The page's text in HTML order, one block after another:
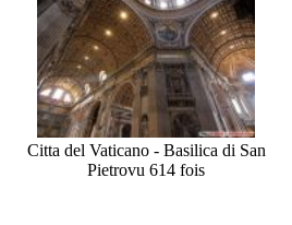
Citta del Vaticano - Basilica di San
Pietrovu 614 fois